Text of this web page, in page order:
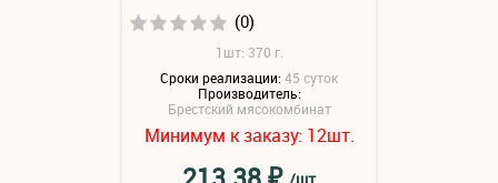
(0)
1шт: 370 г.
Сроки реализации:45 суток
Производитель:
Брестский мясокомбинат
Минимум к заказу: 12шт.